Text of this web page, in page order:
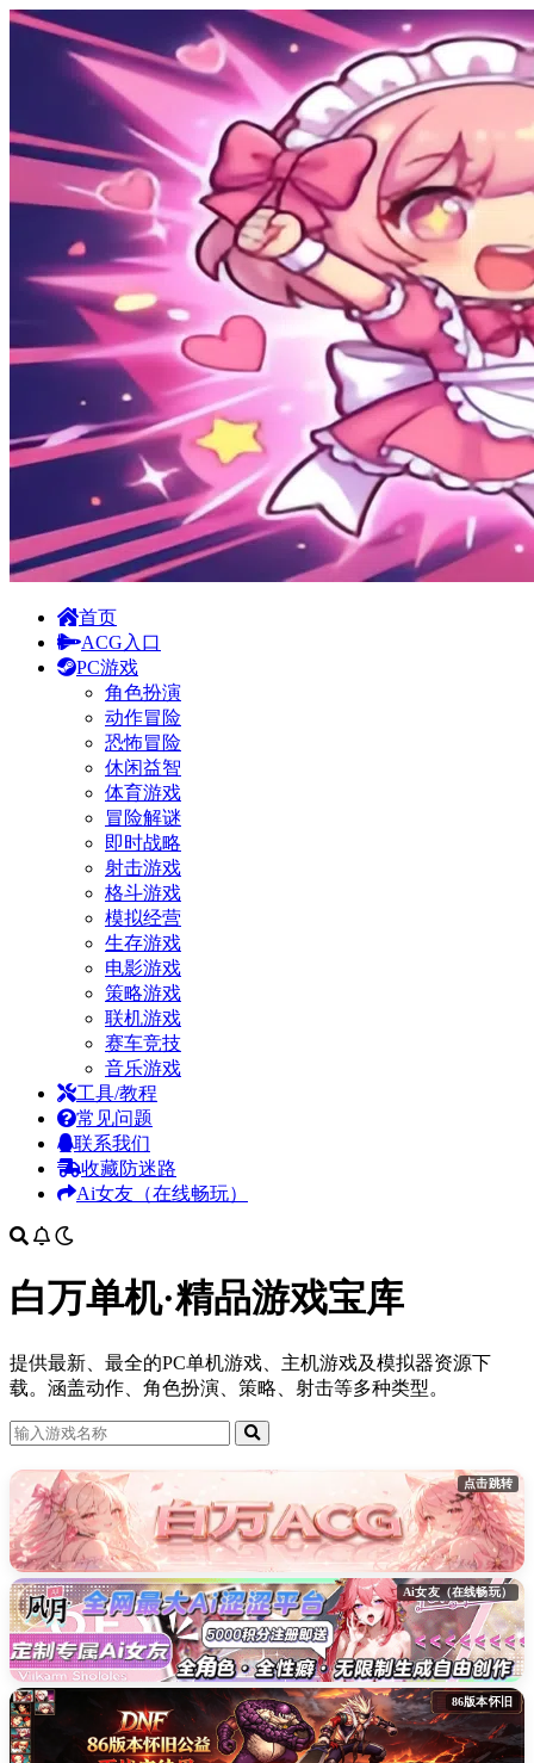
首页
ACG入口
PC游戏
角色扮演
动作冒险
恐怖冒险
休闲益智
体育游戏
冒险解谜
即时战略
射击游戏
格斗游戏
模拟经营
生存游戏
电影游戏
策略游戏
联机游戏
赛车竞技
音乐游戏
工具/教程
常见问题
联系我们
收藏防迷路
Ai女友（在线畅玩）
白万单机·精品游戏宝库
提供最新、最全的PC单机游戏、主机游戏及模拟器资源下
载。涵盖动作、角色扮演、策略、射击等多种类型。
点击跳转
Ai女友（在线畅玩）
86版本怀旧